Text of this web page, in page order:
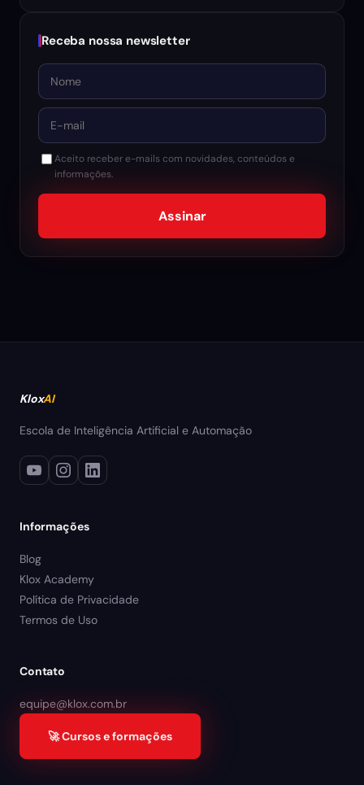
Receba nossa newsletter
Nome
E-mail
Aceito receber e-mails com novidades, conteúdos e
informações.
Assinar
KloxAI
Escola de Inteligência Artificial e Automação
Informações
Blog
Klox Academy
Política de Privacidade
Termos de Uso
Contato
equipe@klox.com.br
🚀 Cursos e formações